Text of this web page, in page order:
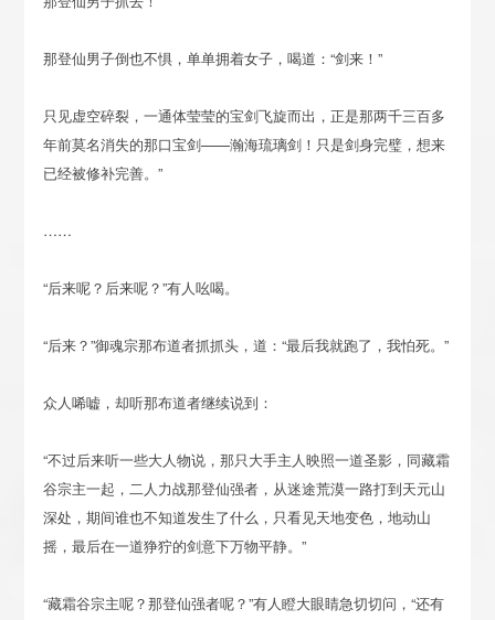
那登仙男子倒也不惧，单单拥着女子，喝道：“剑来！”
只见虚空碎裂，一通体莹莹的宝剑飞旋而出，正是那两千三百多
年前莫名消失的那口宝剑——瀚海琉璃剑！只是剑身完璧，想来
已经被修补完善。”
……
“后来呢？后来呢？”有人吆喝。
“后来？”御魂宗那布道者抓抓头，道：“最后我就跑了，我怕死。”
众人唏嘘，却听那布道者继续说到：
“不过后来听一些大人物说，那只大手主人映照一道圣影，同藏霜
谷宗主一起，二人力战那登仙强者，从迷途荒漠一路打到天元山
深处，期间谁也不知道发生了什么，只看见天地变色，地动山
摇，最后在一道狰狞的剑意下万物平静。”
“藏霜谷宗主呢？那登仙强者呢？”有人瞪大眼睛急切切问，“还有